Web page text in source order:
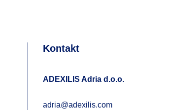
Kontakt
ADEXILIS Adria d.o.o.
adria@adexilis.com